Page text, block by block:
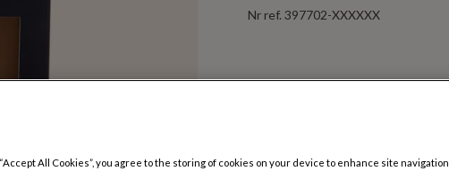
Nr ref. 397702-XXXXXX
All Cookies”, you agree to the storing of cookies on your device to enhance site navigation,